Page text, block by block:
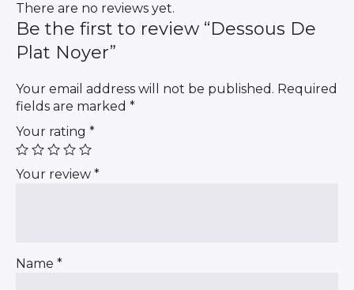
There are no reviews yet.
Be the first to review “Dessous De
Plat Noyer”
Your email address will not be published. Required
fields are marked *
Your rating *
Your review *
Name *